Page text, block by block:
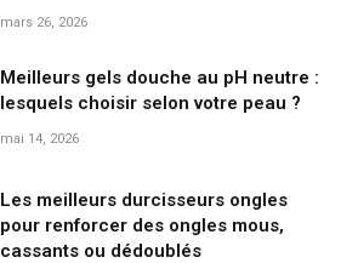
mars 26, 2026
Meilleurs gels douche au pH neutre :
lesquels choisir selon votre peau ?
mai 14, 2026
Les meilleurs durcisseurs ongles
pour renforcer des ongles mous,
cassants ou dédoublés